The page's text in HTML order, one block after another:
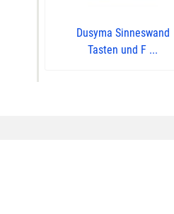
Dusyma Sinneswand
Tasten und F ...